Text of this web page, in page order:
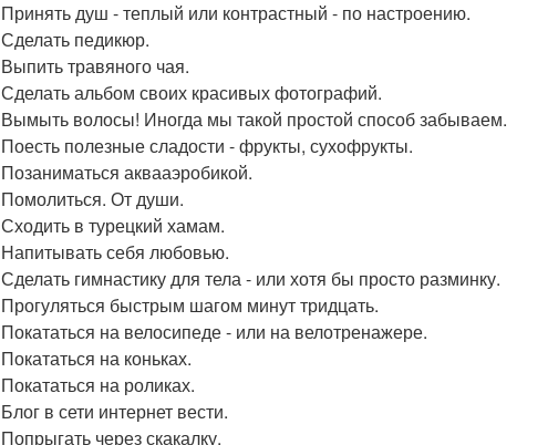
Принять душ - теплый или контрастный - по настроению.
Сделать педикюр.
Выпить травяного чая.
Сделать альбом своих красивых фотографий.
Вымыть волосы! Иногда мы такой простой способ забываем.
Поесть полезные сладости - фрукты, сухофрукты.
Позаниматься аквааэробикой.
Помолиться. От души.
Сходить в турецкий хамам.
Напитывать себя любовью.
Сделать гимнастику для тела - или хотя бы просто разминку.
Прогуляться быстрым шагом минут тридцать.
Покататься на велосипеде - или на велотренажере.
Покататься на коньках.
Покататься на роликах.
Блог в сети интернет вести.
Попрыгать через скакалку.